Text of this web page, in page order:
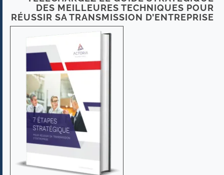
DES MEILLEURES TECHNIQUES POUR
RÉUSSIR SA TRANSMISSION D’ENTREPRISE